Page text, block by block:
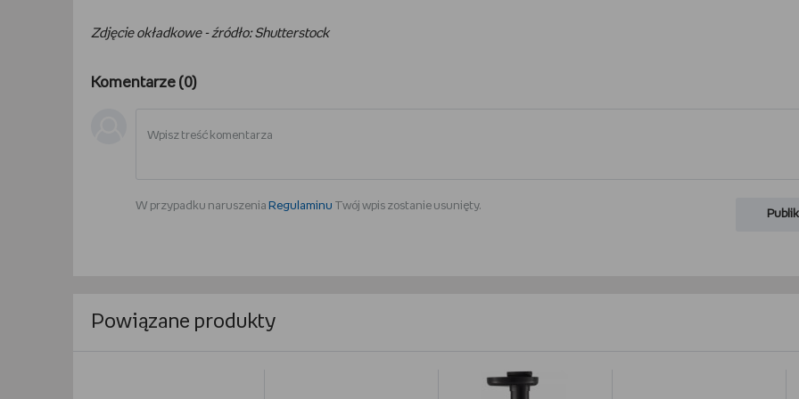
Zdjęcie okładkowe - źródło: Shutterstock
Komentarze (0)
W przypadku naruszenia Regulaminu Twój wpis zostanie usunięty.
Powiązane produkty